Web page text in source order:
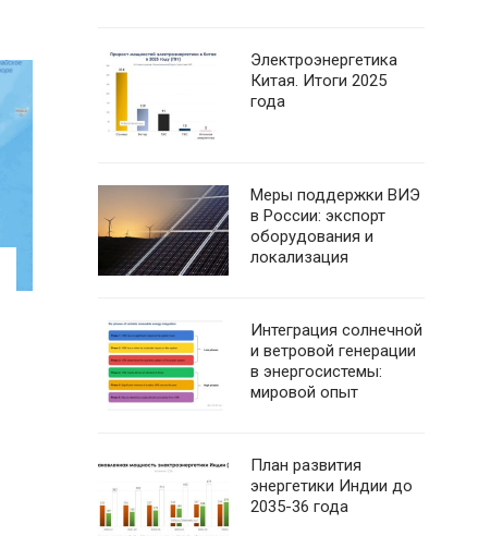
Электроэнергетика
Китая. Итоги 2025
года
Меры поддержки ВИЭ
в России: экспорт
оборудования и
локализация
Интеграция солнечной
и ветровой генерации
в энергосистемы:
мировой опыт
План развития
энергетики Индии до
2035-36 года